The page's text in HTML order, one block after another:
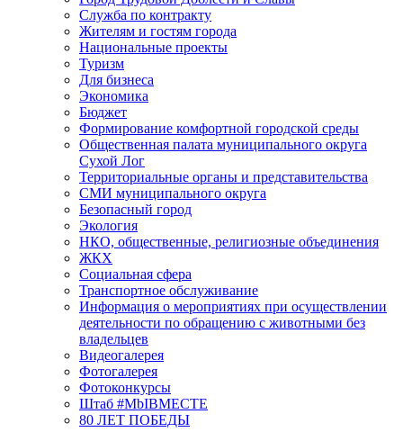
Служба по контракту
Жителям и гостям города
Национальные проекты
Туризм
Для бизнеса
Экономика
Бюджет
Формирование комфортной городской среды
Общественная палата муниципального округа
Сухой Лог
Территориальные органы и представительства
СМИ муниципального округа
Безопасный город
Экология
НКО, общественные, религиозные объединения
ЖКХ
Социальная сфера
Транспортное обслуживание
Информация о мероприятиях при осуществлении
деятельности по обращению с животными без
владельцев
Видеогалерея
Фотогалерея
Фотоконкурсы
Штаб #MbIBMECTE
80 ЛЕТ ПОБЕДЫ